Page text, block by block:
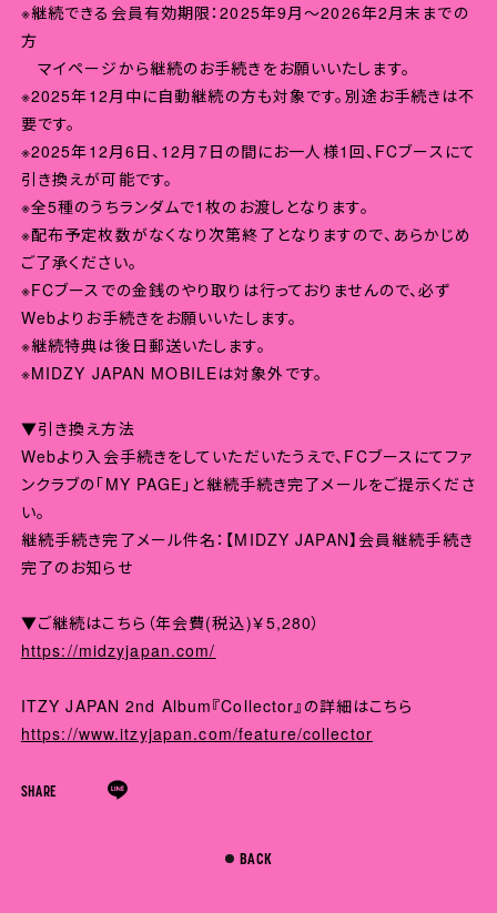
※継続できる会員有効期限：2025年9月～2026年2月末までの
方
マイページから継続のお手続きをお願いいたします。
※2025年12月中に自動継続の方も対象です。別途お手続きは不
要です。
※2025年12月6日、12月7日の間にお一人様1回、FCブースにて
引き換えが可能です。
※全5種のうちランダムで1枚のお渡しとなります。
※配布予定枚数がなくなり次第終了となりますので、あらかじめ
ご了承ください。
※FCブースでの金銭のやり取りは行っておりませんので、必ず
Webよりお手続きをお願いいたします。
※継続特典は後日郵送いたします。
※MIDZY JAPAN MOBILEは対象外です。
▼引き換え方法
Webより入会手続きをしていただいたうえで、FCブースにてファ
ンクラブの「MY PAGE」と継続手続き完了メールをご提示くださ
い。
継続手続き完了メール件名：【MIDZY JAPAN】会員継続手続き
完了のお知らせ
▼ご継続はこちら（年会費(税込)￥5,280）
https://midzyjapan.com/
ITZY JAPAN 2nd Album『Collector』の詳細はこちら
https://www.itzyjapan.com/feature/collector
SHARE
BACK